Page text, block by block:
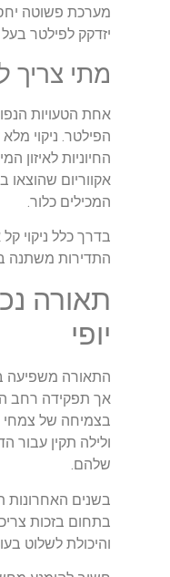
מערכת פשוטה
יזדקק לפילטר
מתי צריך
אחת הטעויות
הפילטר. ניקוי
החיוניות לאיזון
אקווריום
המכילים כלור.
בדרך כלל ניקוי
התדירות משתנה
תאורה
יופי
התאורה משפיעה
אך תפקידה רחב
בצמיחה של צמחי
ולילה תקין עבור
שלהם.
בתחום בזכות
והיכולת לשלוט